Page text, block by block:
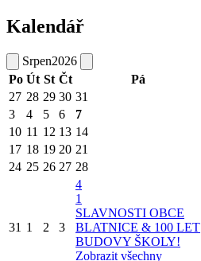
Kalendář
Srpen2026
Po Út St Čt Pá
27 28 29 30 31
3
4 5 6 7
10 11 12 13 14
17 18 19 20 21
24 25 26 27 28
31 1 2 3
4
1
SLAVNOSTI OBCE
BLATNICE & 100 LET
BUDOVY ŠKOLY!
Zobrazit všechny